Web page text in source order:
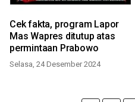
Cek fakta, program Lapor
Mas Wapres ditutup atas
permintaan Prabowo
Selasa, 24 Desember 2024